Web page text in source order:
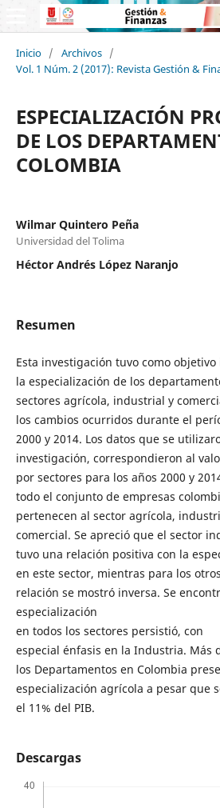
Inicio / Archivos /
Vol. 1 Núm. 2 (2017): Revista Gestión &
ESPECIALIZACIÓN
DE LOS
COLOMBIA
Wilmar Quintero Peña
Universidad del Tolima
Héctor Andrés López Naranjo
Resumen
Esta investigación tuvo como
la especialización de los
sectores agrícola, industrial y
los cambios ocurridos durante el
2000 y 2014. Los datos que se
investigación, correspondieron al
por sectores para los años 2000 y
todo el conjunto de empresas
pertenecen al sector agrícola,
comercial. Se apreció que el sector
tuvo una relación positiva con la
en este sector, mientras para los
relación se mostró inversa. Se
especialización
en todos los sectores persistió, con
especial énfasis en la Industria. Más
los Departamentos en Colombia
especialización agrícola a pesar que
el 11% del PIB.
Descargas